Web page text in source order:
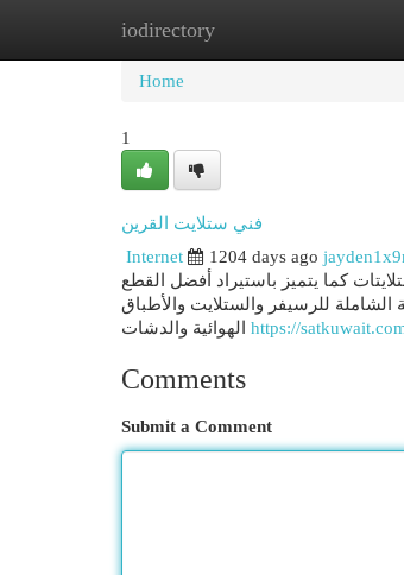
iodirectory
Home
Home
1
فني ستلايت القرين
Internet
1204 days ago
كما يتميز باستيراد أفضل القطع
الشاملة للرسيفر والستلايت والأطباق
https://
Comments
Submit a Comment